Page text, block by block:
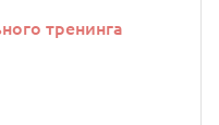
тренинга